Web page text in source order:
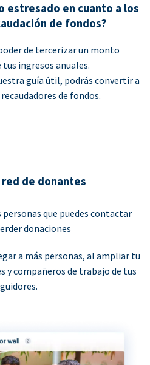
estresado en cuanto a los
de fondos?
de tercerizar un monto
ingresos anuales.
guía útil, podrás convertir a
de fondos.
de donantes
que puedes contactar
donaciones
a más personas, al ampliar tu
y compañeros de trabajo de tus